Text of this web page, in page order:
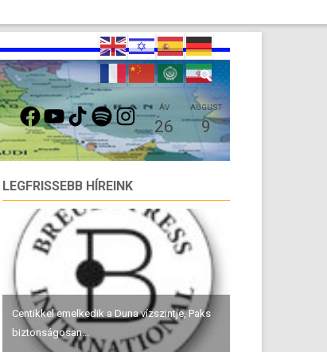
FACEBOOKYOUTUBETIKTOKSPOTIFYINSTAGRAMÁV
26
AUGUST
9
LEGFRISSEBB HÍREINK
Centikkel emelkedik a Duna vízszintje, Paks
biztonságosan...